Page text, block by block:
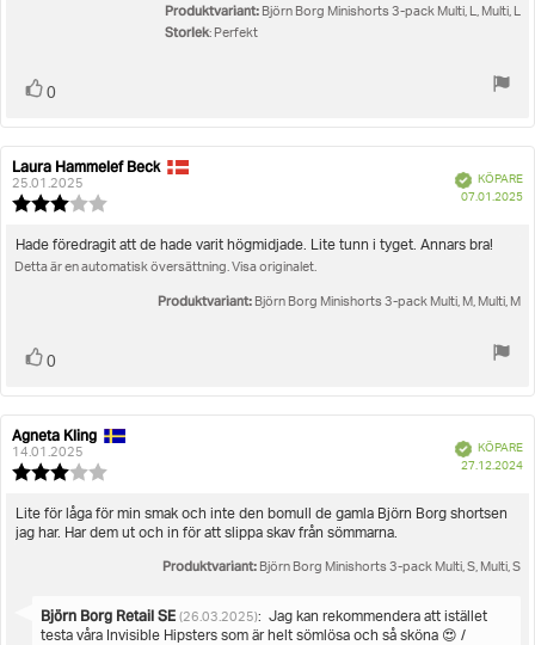
Produktvariant: Björn Borg Minishorts 3-pack Multi, L, Multi, L
Storlek: Perfekt
Rösta
0
Recensionsförfattare:
Laura Hammelef Beck
25.01.2025
utav
BekräftadKÖPARE
07.01.2025
Recensionstext:
Hade föredragit att de hade varit högmidjade. Lite tunn i tyget. Annars bra!
Detta är en automatisk översättning. Visa originalet.
Produktvariant: Björn Borg Minishorts 3-pack Multi, M, Multi, M
Rösta
0
Recensionsförfattare:
Agneta Kling
14.01.2025
utav
5
BekräftadKÖPARE
27.12.2024
Recensionstext:
Lite för låga för min smak och inte den bomull de gamla Björn Borg shortsen
jag har. Har dem ut och in för att slippa skav från sömmarna.
Produktvariant: Björn Borg Minishorts 3-pack Multi, S, Multi, S
Svara
från:
Björn Borg Retail SE (26.03.2025): Jag kan rekommendera att istället
testa våra Invisible Hipsters som är helt sömlösa och så sköna 😍 /